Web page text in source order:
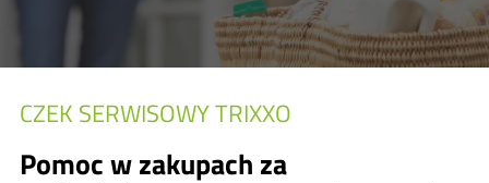
CZEK SERWISOWY TRIXXO
Pomoc w zakupach za